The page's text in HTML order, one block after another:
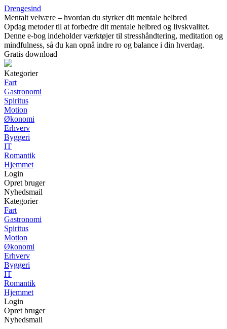
Drengesind
Mentalt velvære – hvordan du styrker dit mentale helbred
Opdag metoder til at forbedre dit mentale helbred og livskvalitet.
Denne e-bog indeholder værktøjer til stresshåndtering, meditation og
mindfulness, så du kan opnå indre ro og balance i din hverdag.
Gratis download
Kategorier
Fart
Gastronomi
Spiritus
Motion
Økonomi
Erhverv
Byggeri
IT
Romantik
Hjemmet
Login
Opret bruger
Nyhedsmail
Kategorier
Fart
Gastronomi
Spiritus
Motion
Økonomi
Erhverv
Byggeri
IT
Romantik
Hjemmet
Login
Opret bruger
Nyhedsmail